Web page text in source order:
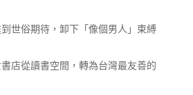
世俗期待，卸下「像個男人」束縛
店從讀書空間，轉為台灣最友善的